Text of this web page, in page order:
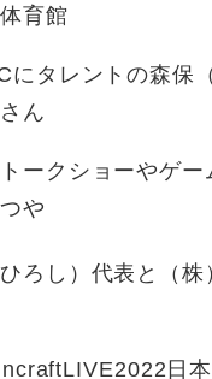
館
保（もりや
ん
ゲーム対戦を
や
と（株）ガ
日本代表の雨